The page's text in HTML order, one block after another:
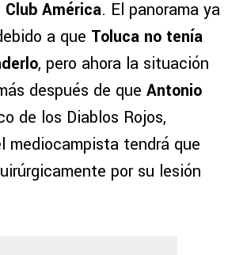
Club América. El panorama ya
a que Toluca no tenía
, pero ahora la situación
después de que Antonio
de los Diablos Rojos,
mediocampista tendrá que
por su lesión